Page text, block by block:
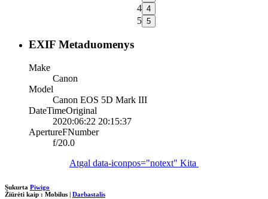
4
5
EXIF Metaduomenys
Make
Canon
Model
Canon EOS 5D Mark III
DateTimeOriginal
2020:06:22 20:15:37
ApertureFNumber
f/20.0
Atgal data-iconpos="notext" Kita
Sukurta Piwigo
Žiūrėti kaip : Mobilus | Darbastalis